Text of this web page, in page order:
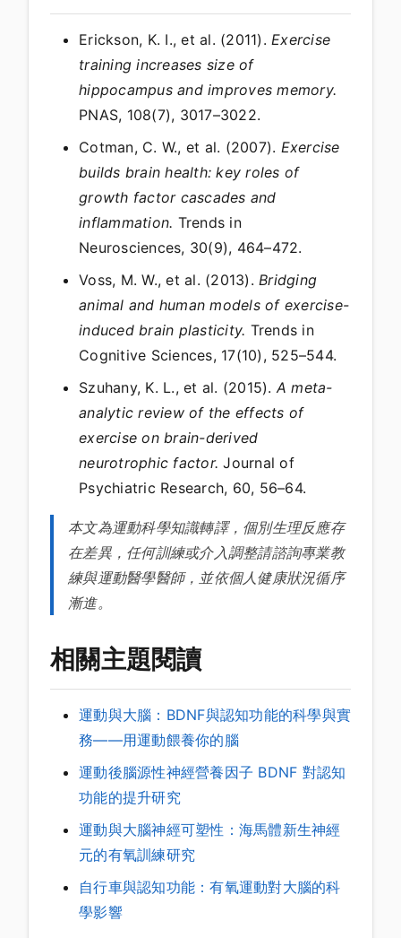
Erickson, K. I., et al. (2011). Exercise
training increases size of
hippocampus and improves memory.
PNAS, 108(7), 3017–3022.
Cotman, C. W., et al. (2007). Exercise
builds brain health: key roles of
growth factor cascades and
inflammation. Trends in
Neurosciences, 30(9), 464–472.
Voss, M. W., et al. (2013). Bridging
animal and human models of exercise-
induced brain plasticity. Trends in
Cognitive Sciences, 17(10), 525–544.
Szuhany, K. L., et al. (2015). A meta-
analytic review of the effects of
exercise on brain-derived
neurotrophic factor. Journal of
Psychiatric Research, 60, 56–64.
本文為運動科學知識轉譯，個別生理反應存
在差異，任何訓練或介入調整請諮詢專業教
練與運動醫學醫師，並依個人健康狀況循序
漸進。
相關主題閱讀
運動與大腦：BDNF與認知功能的科學與實
務——用運動餵養你的腦
運動後腦源性神經營養因子 BDNF 對認知
功能的提升研究
運動與大腦神經可塑性：海馬體新生神經
元的有氧訓練研究
自行車與認知功能：有氧運動對大腦的科
學影響